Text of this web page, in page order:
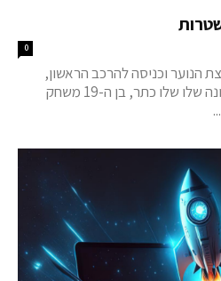
0
הנוער וכניסה להרכב הראשון,
מאמין כתר שלו שהעונה זו העונה שלו שלו כתר, בן ה-19 משחק